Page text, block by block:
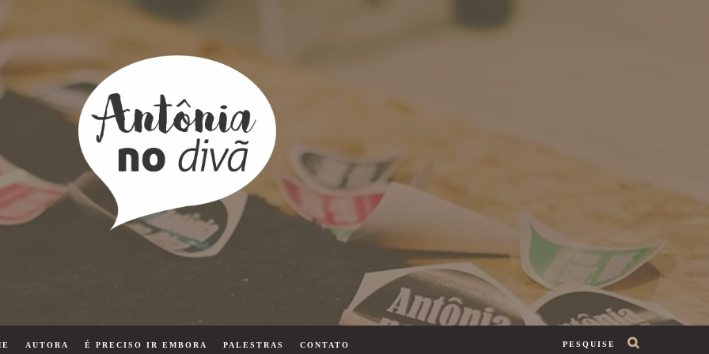
PESQUISE
AUTORA É PRECISO IR EMBORA PALESTRAS CONTATO